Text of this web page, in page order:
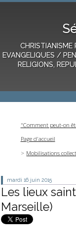
CHRISTIANISME
EVANGELIQUES /
RELIGIONS,
"Comment peut-on
Page d'accueil
Mobilisations
mardi 16 juin 2015
Les lieux
Marseille)